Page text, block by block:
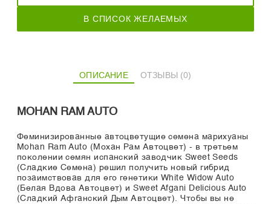
В СПИСОК ЖЕЛАЕМЫХ
ОПИСАНИЕ ОТЗЫВЫ (0)
MOHAN RAM AUTO
Феминизированные автоцветущие семена марихуаны
Mohan Ram Auto (Мохан Рам Автоцвет) - в третьем
поколении семян испанский заводчик Sweet Seeds
(Сладкие Семена) решил получить новый гибрид
позаимствовав для его генетики White Widow Auto
(Белая Вдова Автоцвет) и Sweet Afgani Delicious Auto
(Сладкий Афганский Дым Автоцвет). Чтобы вы не